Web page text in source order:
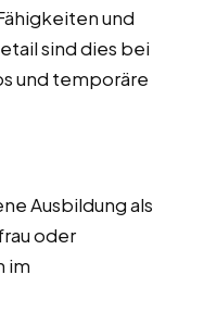
und
sind dies bei
und temporäre
Ausbildung als
oder
im